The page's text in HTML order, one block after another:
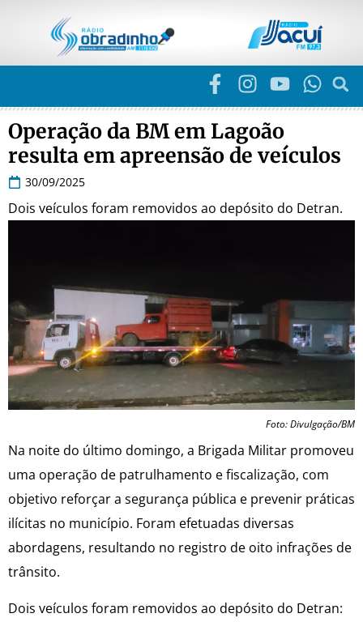
Operação da BM em Lagoão
resulta em apreensão de veículos
30/09/2025
Dois veículos foram removidos ao depósito do Detran.
Foto: Divulgação/BM
Na noite do último domingo, a Brigada Militar promoveu
uma operação de patrulhamento e fiscalização, com
objetivo reforçar a segurança pública e prevenir práticas
ilícitas no município. Foram efetuadas diversas
abordagens, resultando no registro de oito infrações de
trânsito.
Dois veículos foram removidos ao depósito do Detran: